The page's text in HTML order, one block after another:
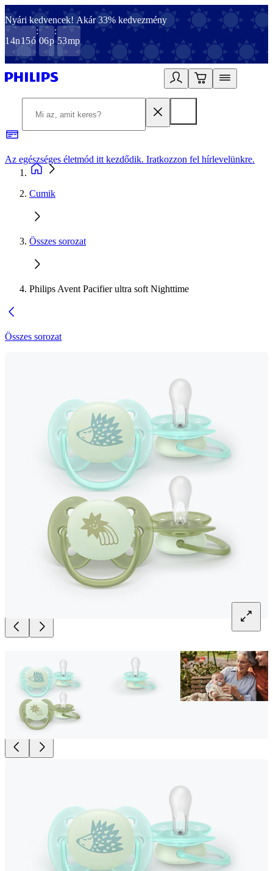
Nyári kedvencek! Akár 33% kedvezmény
14n15ó
:
06p
:
53mp
Az egészséges életmód itt kezdődik. Iratkozzon fel hírlevelünkre.
Cumik
Összes sorozat
Philips Avent Pacifier ultra soft Nighttime
Összes sorozat